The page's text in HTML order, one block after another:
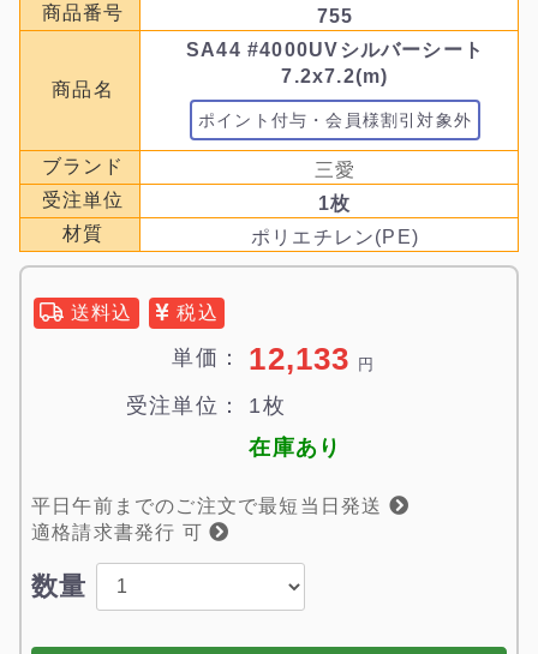
商品番号 755
商品名
SA44 #4000UVシルバーシート
7.2x7.2(m)
ポイント付与・会員様割引対象外
ブランド
三愛
受注単位
1枚
材質
ポリエチレン(PE)
送料込 税込
単価： 12,133 円
受注単位：
1枚
在庫あり
平日午前までのご注文で最短当日発送
適格請求書発行 可
数量